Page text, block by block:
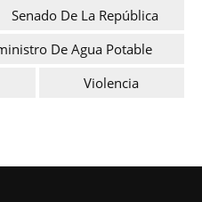
Senado De La República
De Agua Potable
Violencia